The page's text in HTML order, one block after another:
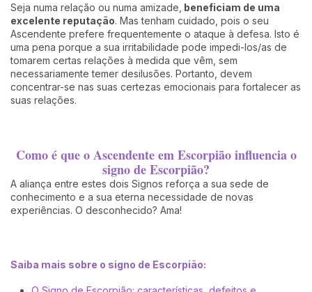
Seja numa relação ou numa amizade, beneficiam de uma
excelente reputação. Mas tenham cuidado, pois o seu
Ascendente prefere frequentemente o ataque à defesa. Isto é
uma pena porque a sua irritabilidade pode impedi-los/as de
tomarem certas relações à medida que vêm, sem
necessariamente temer desilusões. Portanto, devem
concentrar-se nas suas certezas emocionais para fortalecer as
suas relações.
Como é que o Ascendente em Escorpião influencia o
signo de Escorpião?
A aliança entre estes dois Signos reforça a sua sede de
conhecimento e a sua eterna necessidade de novas
experiências. O desconhecido? Ama!
Saiba mais sobre o signo de Escorpião: